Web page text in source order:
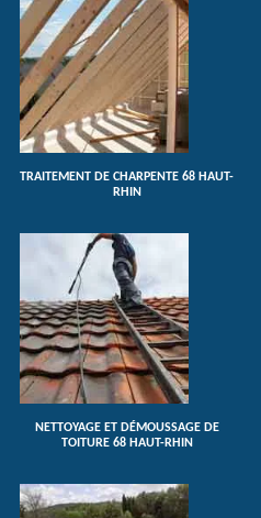
TRAITEMENT DE CHARPENTE 68 HAUT-
RHIN
NETTOYAGE ET DÉMOUSSAGE DE
TOITURE 68 HAUT-RHIN